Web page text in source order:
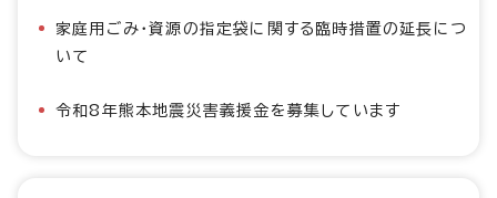
家庭用ごみ・資源の指定袋に関する臨時措置の延長につ
いて
令和8年熊本地震災害義援金を募集しています